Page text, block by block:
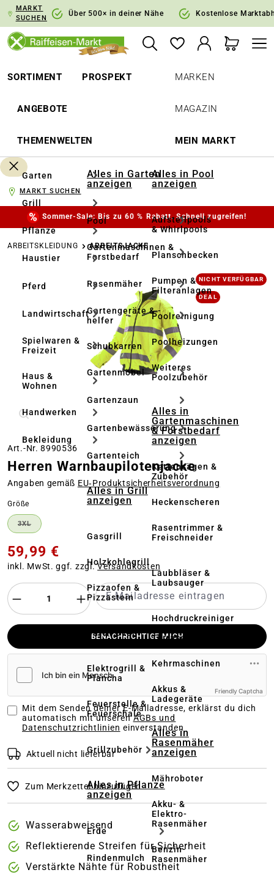
Zur Hauptnavigation springen
MARKT
SUCHEN
Über 500× in deiner Nähe Kostenlose
SORTIMENT PROSPEKT
ANGEBOTE
THEMENWELTEN
MARKEN
MAGAZIN
MEIN MARKT
Garten
Grill
Pflanze
Haustier
Pferd
Landwirtschaft
Spielwaren &
Freizeit
Haus &
Wohnen
Handwerken
Bekleidung
Alles in Garten
anzeigen
Pool
Gartenmaschinen &
Forstbedarf
Rasenmäher
Gartengeräte & -
helfer
Schubkarren
Gartenmöbel
Gartenzaun
Gartenbewässerung
Gartenteich
Alles in Grill
anzeigen
Gasgrill
Holzkohlegrill
Pizzaofen &
Pizzastein
Dutch Oven
Elektrogrill &
Plancha
Feuerstelle &
Feuerschale
Grillzubehör
Alles in Pflanze
anzeigen
Erde
Rindenmulch
Alles in Pool
anzeigen
Aufstellpools
& Whirlpools
Planschbecken
Pumpen &
Filteranlagen
Poolreinigung
Poolheizungen
Weiteres
Poolzubehör
Alles in
Gartenmaschinen
& Forstbedarf
anzeigen
Kettensägen &
Zubehör
Heckenscheren
Rasentrimmer &
Freischneider
Laubbläser &
Laubsauger
Hochdruckreiniger
Terrassenreinigung
Kehrmaschinen
Akkus &
Ladegeräte
Alles in
Rasenmäher
anzeigen
Mähroboter
Akku- &
Elektro-
Rasenmäher
Benzin-
Rasenmäher
MARKT SUCHEN
Sommer-Sale: Bis zu 60 % Rabatt. Schnell zugreifen!
ARBEITSKLEIDUNG ARBEITSJACKE
Bildergalerie überspringen NICHT VERFÜGBAR
DEAL
Art.-Nr. 8990536
Herren Warnbaupilotenjacke
Angaben gemäß EU‑Produktsicherheitsverordnung
Größe
3XL(DIESE OPTION IST ZURZEIT NICHT VERFÜGBAR.)
59,99 €
inkl. MwSt. ggf. zzgl.Versandkosten
BENACHRICHTIGE MICH
Friendly Captcha
Mit dem Senden deiner E-Mailadresse, erklärst du dich
automatisch mit unserenAGBs und
Datenschutzrichtlinien einverstanden
Aktuell nicht lieferbar
Zum Merkzettel hinzufügen
Wasserabweisend
Reflektierende Streifen für Sicherheit
Verstärkte Nähte für Robustheit